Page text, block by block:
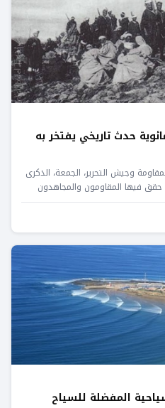
حدث تاريخي يفتخر به
وجيش التحرير، الجمعة، الذكرى
حقق فيها المقاومون والمجاهدون
للسياح